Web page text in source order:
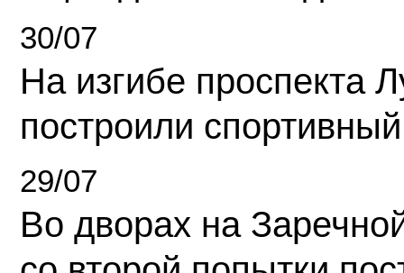
30/07
На изгибе проспекта
построили
29/07
Во дворах на